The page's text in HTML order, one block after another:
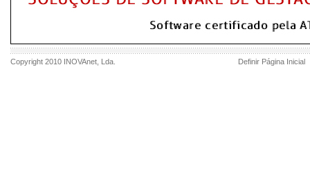
Copyright 2010 INOVAnet , Lda. Definir Página Inicial